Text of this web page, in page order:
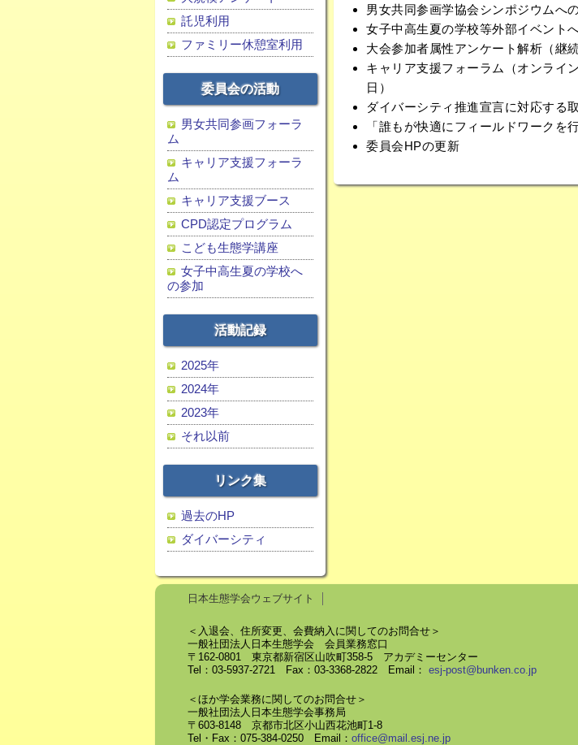
託児利用
ファミリー休憩室利用
委員会の活動
男女共同参画フォーラ
ム
キャリア支援フォーラ
ム
キャリア支援ブース
CPD認定プログラム
こども生態学講座
女子中高生夏の学校へ
の参加
活動記録
2025年
2024年
2023年
それ以前
リンク集
過去のHP
ダイバーシティ
男女共同参画学協会シンポジウムへ
女子中高生夏の学校等外部イベント
大会参加者属性アンケート解析（継続
キャリア支援フォーラム（オンライ
日）
ダイバーシティ推進宣言に対応する
「誰もが快適にフィールドワークを
委員会HPの更新
日本生態学会ウェブサイト
＜入退会、住所変更、会費納入に関してのお問合せ＞
一般社団法人日本生態学会 会員業務窓口
〒162-0801 東京都新宿区山吹町358-5 アカデミーセンター
Tel：03-5937-2721 Fax：03-3368-2822 Email： esj-post@bunken.co.jp
＜ほか学会業務に関してのお問合せ＞
一般社団法人日本生態学会事務局
〒603-8148 京都市北区小山西花池町1-8
Tel・Fax：075-384-0250 Email： office@mail.esj.ne.jp